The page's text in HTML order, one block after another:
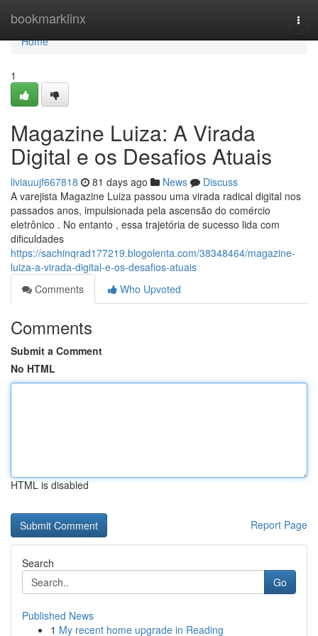
bookmarklinx
Home
Home
1
Magazine Luiza: A Virada
Digital e os Desafios Atuais
liviauujf667818 81 days ago News
Discuss
A varejista Magazine Luiza passou uma virada radical digital nos
passados anos, impulsionada pela ascensão do comércio
eletrônico . No entanto , essa trajetória de sucesso lida com
dificuldades
https://sachinqrad177219.blogolenta.com/38348464/magazine-
luiza-a-virada-digital-e-os-desafios-atuais
Comments
Who Upvoted
Comments
Submit a Comment
No HTML
HTML is disabled
Report Page
Search
Go
Published News
1 My recent home upgrade in Reading